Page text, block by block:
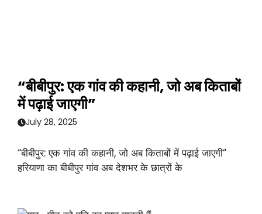
“बीबीपुर: एक गांव की कहानी, जो अब किताबों
में पढ़ाई जाएगी”
July 28, 2025
“बीबीपुर: एक गांव की कहानी, जो अब किताबों में पढ़ाई जाएगी”
हरियाणा का बीबीपुर गांव अब देशभर के छात्रों के